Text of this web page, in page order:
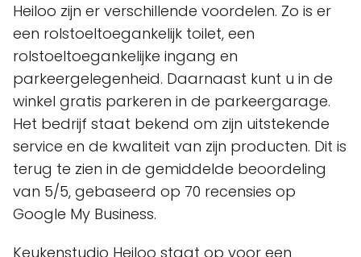
Heiloo zijn er verschillende voordelen. Zo is er
een rolstoeltoegankelijk toilet, een
rolstoeltoegankelijke ingang en
parkeergelegenheid. Daarnaast kunt u in de
winkel gratis parkeren in de parkeergarage.
Het bedrijf staat bekend om zijn uitstekende
service en de kwaliteit van zijn producten. Dit is
terug te zien in de gemiddelde beoordeling
van 5/5, gebaseerd op 70 recensies op
Google My Business.
Keukenstudio Heiloo staat op voor een